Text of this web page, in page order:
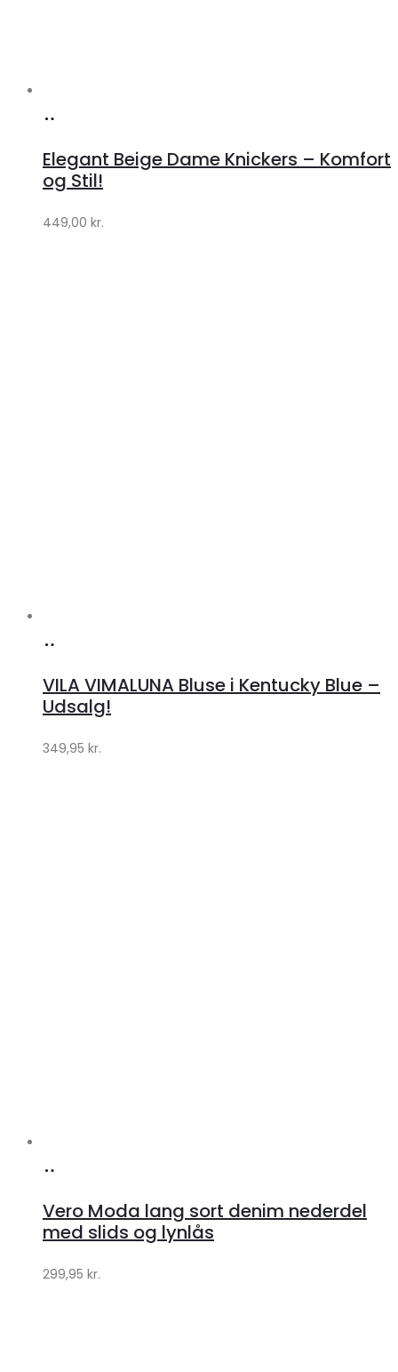
Klædeskabet.dk
Elegant Beige Dame Knickers – Komfort
og Stil!
449,00 kr.
Klædeskabet.dk
VILA VIMALUNA Bluse i Kentucky Blue –
Udsalg!
349,95 kr.
Klædeskabet.dk
Vero Moda lang sort denim nederdel
med slids og lynlås
299,95 kr.